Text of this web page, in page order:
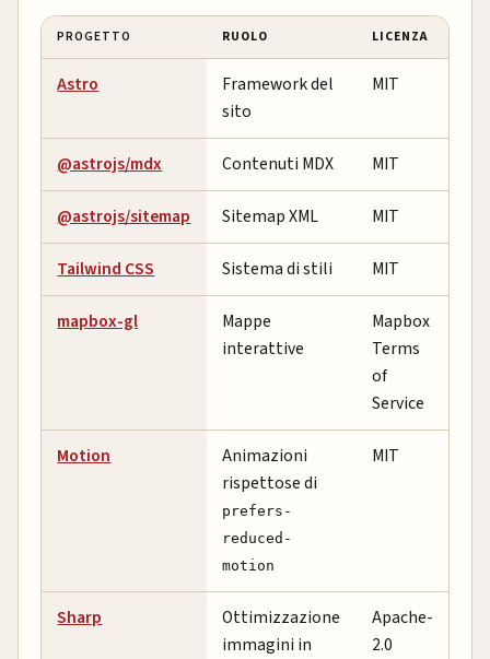
PROGETTO RUOLO LICENZA
Astro
Framework del
sito
MIT
@astrojs/mdx Contenuti MDX MIT
@astrojs/sitemap Sitemap XML MIT
Tailwind CSS Sistema di stili MIT
mapbox-gl
Mappe
interattive
Mapbox
Terms
of
Service
Motion
Animazioni
rispettose di
prefers-
reduced-
motion
MIT
Sharp
Ottimizzazione
immagini in
Apache-
2.0